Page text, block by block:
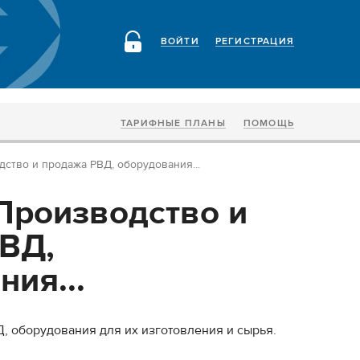
РЕГИСТРАЦИЯ
ВОЙТИ
ТАРИФНЫЕ ПЛАНЫ ПОМОЩЬ
и продажа РВД, оборудования...
и
оборудования для их изготовления и сырья.